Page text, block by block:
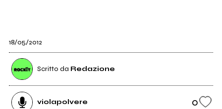
18/05/2012
Scritto da Redazione
violapolvere 0